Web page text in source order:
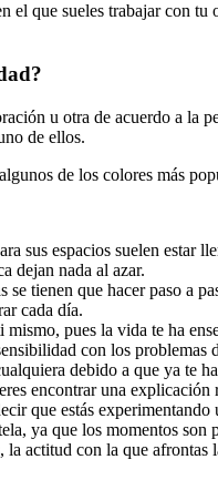
el que sueles trabajar con
u otra de acuerdo a la
de ellos.
de los colores más
sus espacios suelen estar
dejan nada al azar.
se tienen que hacer paso a
cada día.
pues la vida te ha
con los
debido a que ya te
encontrar una explicación
que estás
ya que los momentos son
actitud con la que afrontas